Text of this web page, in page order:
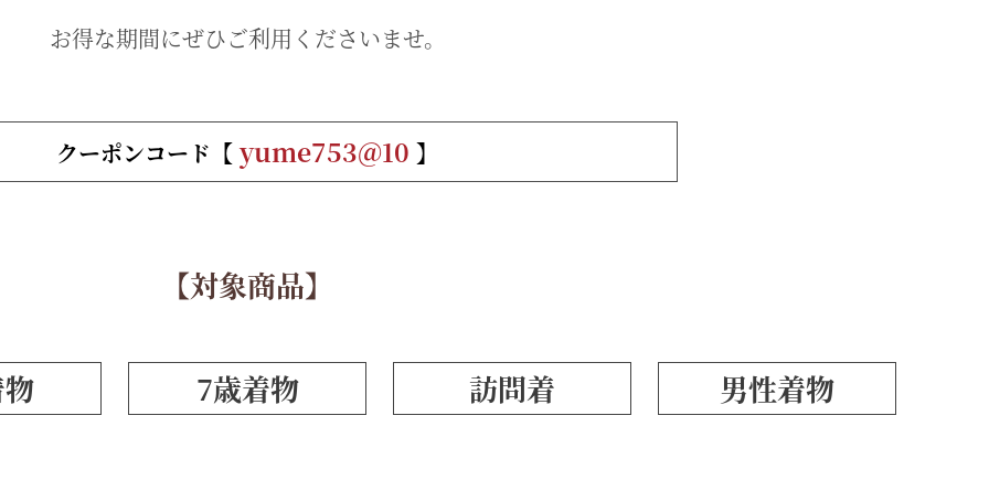
お得な期間にぜひご利用くださいませ。
クーポンコード 【yume753@10 】
【対象商品】
7歳着物 訪問着 男性着物